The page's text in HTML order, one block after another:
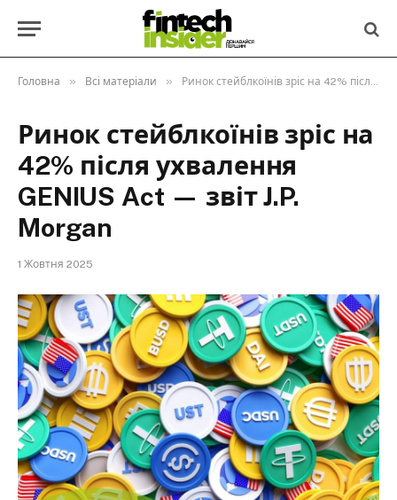
Головна » Всі матеріали » Ринок стейблкоїнів зріс на 42% після ухвалення GENIUS Act — звіт J.P. Morgan
Ринок стейблкоїнів зріс на
42% після ухвалення
GENIUS Act — звіт J.P.
Morgan
1 Жовтня 2025